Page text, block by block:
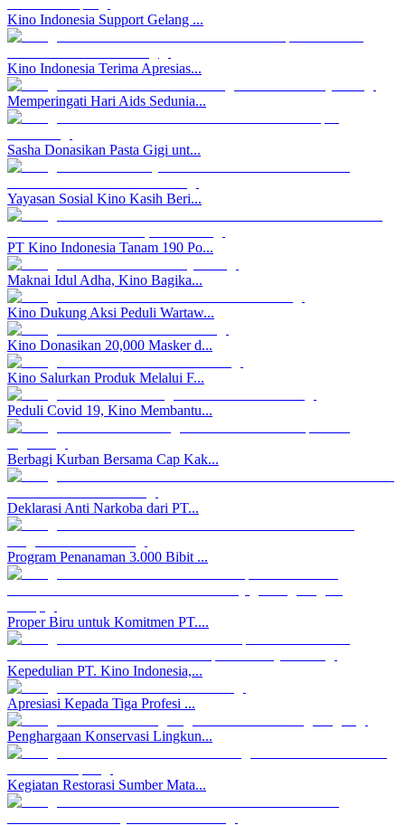
Kino Indonesia Support Gelang ...
Kino Indonesia Terima Apresias...
Memperingati Hari Aids Sedunia...
Sasha Donasikan Pasta Gigi unt...
Yayasan Sosial Kino Kasih Beri...
PT Kino Indonesia Tanam 190 Po...
Maknai Idul Adha, Kino Bagika...
Kino Dukung Aksi Peduli Wartaw...
Kino Donasikan 20,000 Masker d...
Kino Salurkan Produk Melalui F...
Peduli Covid 19, Kino Membantu...
Berbagi Kurban Bersama Cap Kak...
Deklarasi Anti Narkoba dari PT...
Program Penanaman 3.000 Bibit ...
Proper Biru untuk Komitmen PT....
Kepedulian PT. Kino Indonesia,...
Apresiasi Kepada Tiga Profesi ...
Penghargaan Konservasi Lingkun...
Kegiatan Restorasi Sumber Mata...